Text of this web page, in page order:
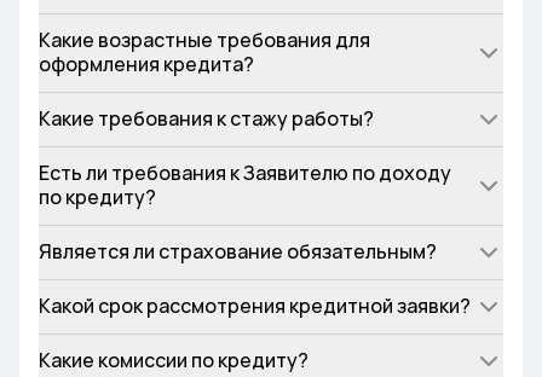
Какие возрастные требования для
оформления кредита?
Какие требования к стажу работы?
Есть ли требования к Заявителю по доходу
по кредиту?
Является ли страхование обязательным?
Какой срок рассмотрения кредитной заявки?
Какие комиссии по кредиту?